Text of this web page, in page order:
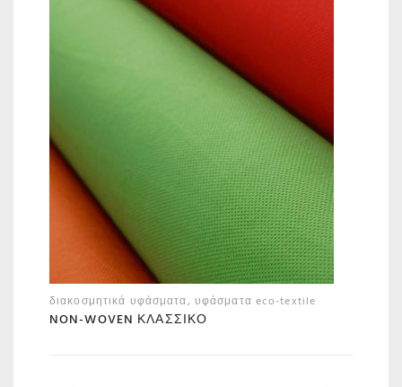
διακοσμητικά υφάσματα, υφάσματα eco-textile
NON-WOVEN ΚΛΑΣΣΙΚΌ